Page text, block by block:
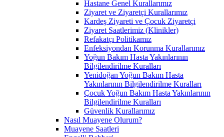
Hastane Genel Kurallarımız
Ziyaret ve Ziyaretçi Kurallarımız
Kardeş Ziyareti ve Çocuk Ziyaretçi
Ziyaret Saatlerimiz (Klinikler)
Refakatçı Politikamız
Enfeksiyondan Korunma Kurallarımız
Yoğun Bakım Hasta Yakınlarının
Bilgilendirilme Kuralları
Yenidoğan Yoğun Bakım Hasta
Yakınlarının Bilgilendirilme Kuralları
Çocuk Yoğun Bakım Hasta Yakınlarının
Bilgilendirilme Kuralları
Güvenlik Kurallarımız
Nasıl Muayene Olurum?
Muayene Saatleri